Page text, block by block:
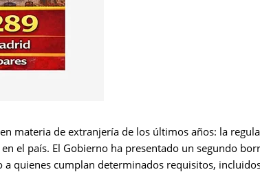
materia de extranjería de los últimos años: la
el país. El Gobierno ha presentado un segundo
quienes cumplan determinados requisitos,